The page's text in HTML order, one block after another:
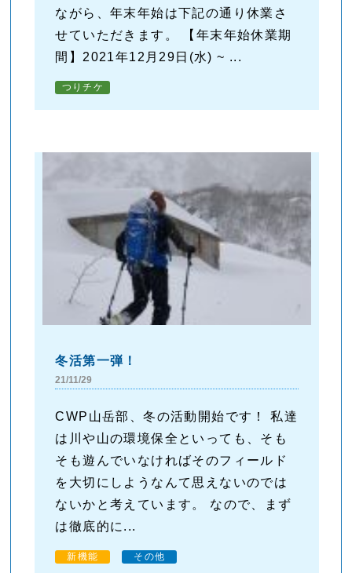
ながら、年末年始は下記の通り休業さ
せていただきます。 【年末年始休業期
間】2021年12月29日(水) ~ ...
つりチケ
冬活第一弾！
21/11/29
CWP山岳部、冬の活動開始です！ 私達
は川や山の環境保全といっても、そも
そも遊んでいなければそのフィールド
を大切にしようなんて思えないのでは
ないかと考えています。 なので、まず
は徹底的に...
新機能 その他